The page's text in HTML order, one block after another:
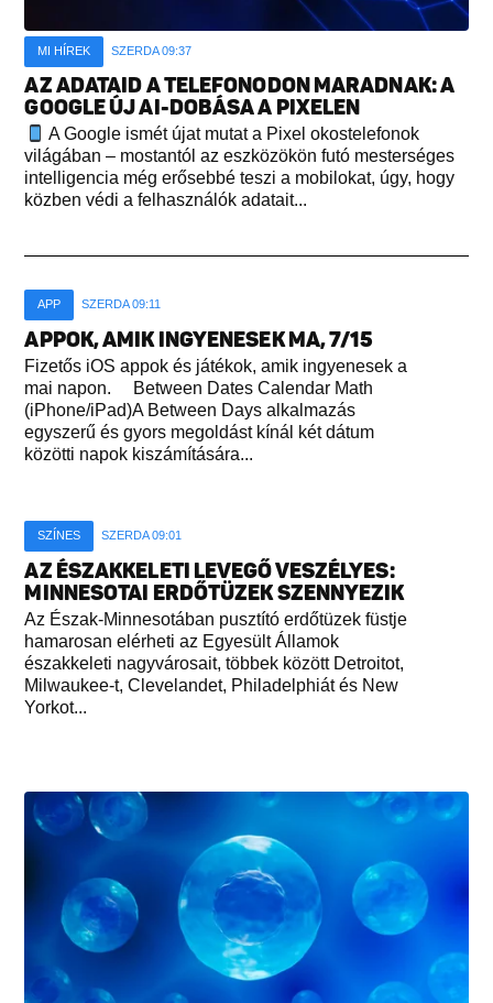
MI HÍREK SZERDA 09:37
AZ ADATAID A TELEFONODON MARADNAK: A
GOOGLE ÚJ AI-DOBÁSA A PIXELEN
A Google ismét újat mutat a Pixel okostelefonok
világában – mostantól az eszközökön futó mesterséges
intelligencia még erősebbé teszi a mobilokat, úgy, hogy
közben védi a felhasználók adatait...
APP SZERDA 09:11
APPOK, AMIK INGYENESEK MA, 7/15
Fizetős iOS appok és játékok, amik ingyenesek a
mai napon. Between Dates Calendar Math
(iPhone/iPad)A Between Days alkalmazás
egyszerű és gyors megoldást kínál két dátum
közötti napok kiszámítására...
SZÍNES SZERDA 09:01
AZ ÉSZAKKELETI LEVEGŐ VESZÉLYES:
MINNESOTAI ERDŐTÜZEK SZENNYEZIK
Az Észak-Minnesotában pusztító erdőtüzek füstje
hamarosan elérheti az Egyesült Államok
északkeleti nagyvárosait, többek között Detroitot,
Milwaukee-t, Clevelandet, Philadelphiát és New
Yorkot...